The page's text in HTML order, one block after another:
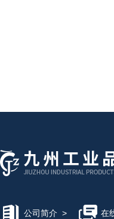
公司简介 > 在